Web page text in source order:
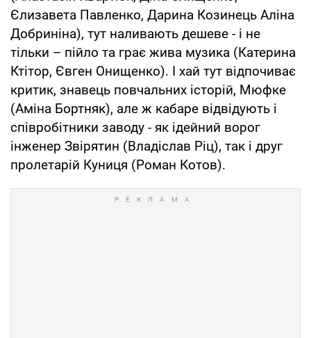
Єлизавета Павленко, Дарина Козинець Аліна
Добриніна), тут наливають дешеве - і не
тільки – пійло та грає жива музика (Катерина
Ктітор, Євген Онищенко). І хай тут відпочиває
критик, знавець повчальних історій, Мюфке
(Аміна Бортняк), але ж кабаре відвідують і
співробітники заводу - як ідейний ворог
інженер Звірятин (Владіслав Ріц), так і друг
пролетарій Куниця (Роман Котов).